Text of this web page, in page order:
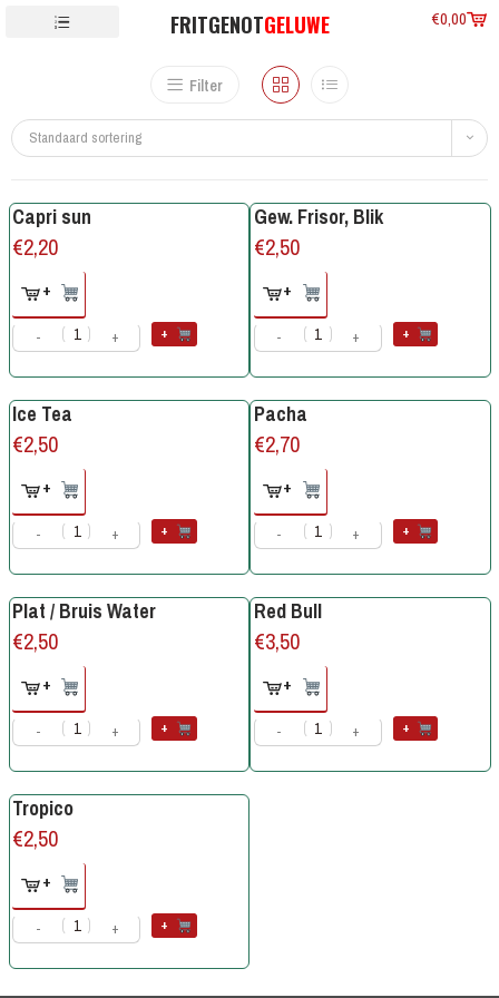
FRITGENOTGELUWE €0,00
Filter
Standaard sortering
Capri sun
€2,20
+
- + +
Gew. Frisor, Blik
€2,50
+
- + +
Ice Tea
€2,50
+
- + +
Pacha
€2,70
+
- + +
Plat / Bruis Water
€2,50
+
- + +
Red Bull
€3,50
+
- + +
Tropico
€2,50
+
- + +